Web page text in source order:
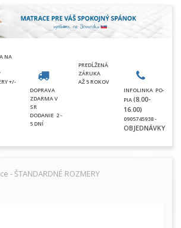
NA
+/-
DOPRAVA
ZDARMA V
SR
DODANIE 2 -
5 DNÍ
PREDĹŽENÁ
ZÁRUKA
AŽ 5 ROKOV
INFOLINKA PO-
PIA(8.00-
16.00)
0905745938 -
OBJEDNÁVKY
- ŠTANDARDNÉ ROZMERY